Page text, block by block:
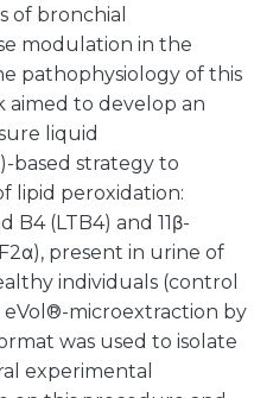
of bronchial
modulation in the
pathophysiology of this
aimed to develop an
liquid
based strategy to
lipid peroxidation:
B4 (LTB4) and 11β-
present in urine of
individuals (control
microextraction by
was used to isolate
experimental